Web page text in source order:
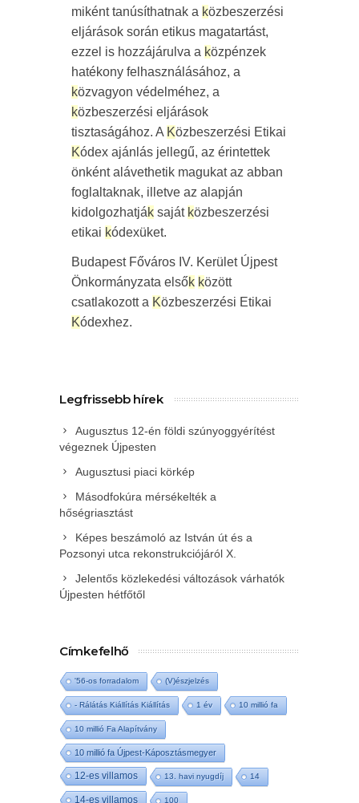
miként tanúsíthatnak a közbeszerzési
eljárások során etikus magatartást,
ezzel is hozzájárulva a közpénzek
hatékony felhasználásához, a
közvagyon védelméhez, a
közbeszerzési eljárások
tisztaságához. A Közbeszerzési Etikai
Kódex ajánlás jellegű, az érintettek
önként alávethetik magukat az abban
foglaltaknak, illetve az alapján
kidolgozhatják saját közbeszerzési
etikai kódexüket.
Budapest Főváros IV. Kerület Újpest
Önkormányzata elsők között
csatlakozott a Közbeszerzési Etikai
Kódexhez.
Legfrissebb hírek
Augusztus 12-én földi szúnyoggyérítést
végeznek Újpesten
Augusztusi piaci körkép
Másodfokúra mérsékelték a
hőségriasztást
Képes beszámoló az István út és a
Pozsonyi utca rekonstrukciójáról X.
Jelentős közlekedési változások várhatók
Újpesten hétfőtől
Címkefelhő
'56-os forradalom (V)észjelzés
- Rálátás Kiállítás Kiállítás 1 év 10 millió fa
10 millió Fa Alapítvány
10 millió fa Újpest-Káposztásmegyer
12-es villamos 13. havi nyugdíj 14
14-es villamos 100